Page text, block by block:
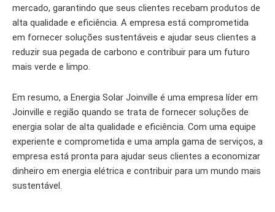
mercado, garantindo que seus clientes recebam produtos de
alta qualidade e eficiência. A empresa está comprometida
em fornecer soluções sustentáveis e ajudar seus clientes a
reduzir sua pegada de carbono e contribuir para um futuro
mais verde e limpo.
Em resumo, a Energia Solar Joinville é uma empresa líder em
Joinville e região quando se trata de fornecer soluções de
energia solar de alta qualidade e eficiência. Com uma equipe
experiente e comprometida e uma ampla gama de serviços, a
empresa está pronta para ajudar seus clientes a economizar
dinheiro em energia elétrica e contribuir para um mundo mais
sustentável.